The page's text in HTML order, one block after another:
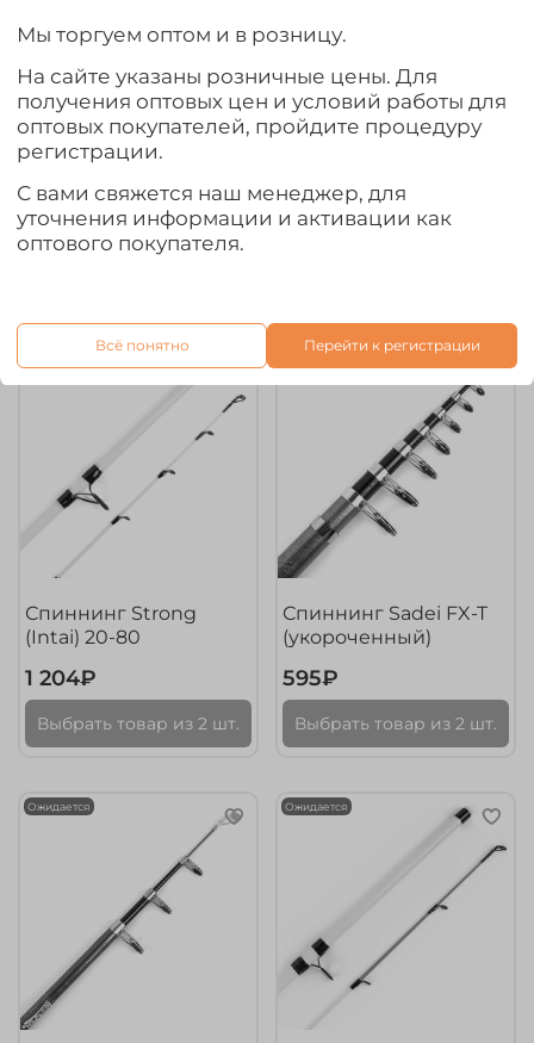
арт.spinning-krokodil-
dejia-vint-chern-210
Спиннинг "Крокодил"
Dejia (винтовое
соединение), Черный
790₽
арт.S-762 MH
Спиннинг Osprey Fish
Hawk C-762 MH (2.3м,
1 830₽
Спиннинг Strong
(Intai) 20-80
1 204₽
Выбрать товар из 2 шт.
Ожидается
Спиннинг Sadei FX-T
(укороченный)
595₽
Выбрать товар из 2 шт.
Ожидается Ожидается
Мы торгуем оптом и в розницу.
На сайте указаны розничные цены. Для
получения оптовых цен и условий работы для
оптовых покупателей, пройдите процедуру
регистрации.
С вами свяжется наш менеджер, для
уточнения информации и активации как
оптового покупателя.
Всё понятно Перейти к регистрации